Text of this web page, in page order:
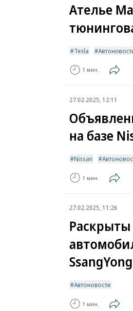
Ателье
Tesla
1 мин.
27.02.2025, 12:11
на базе
Nissan
1 мин.
27.02.2025, 11:26
Автоновости
1 мин.